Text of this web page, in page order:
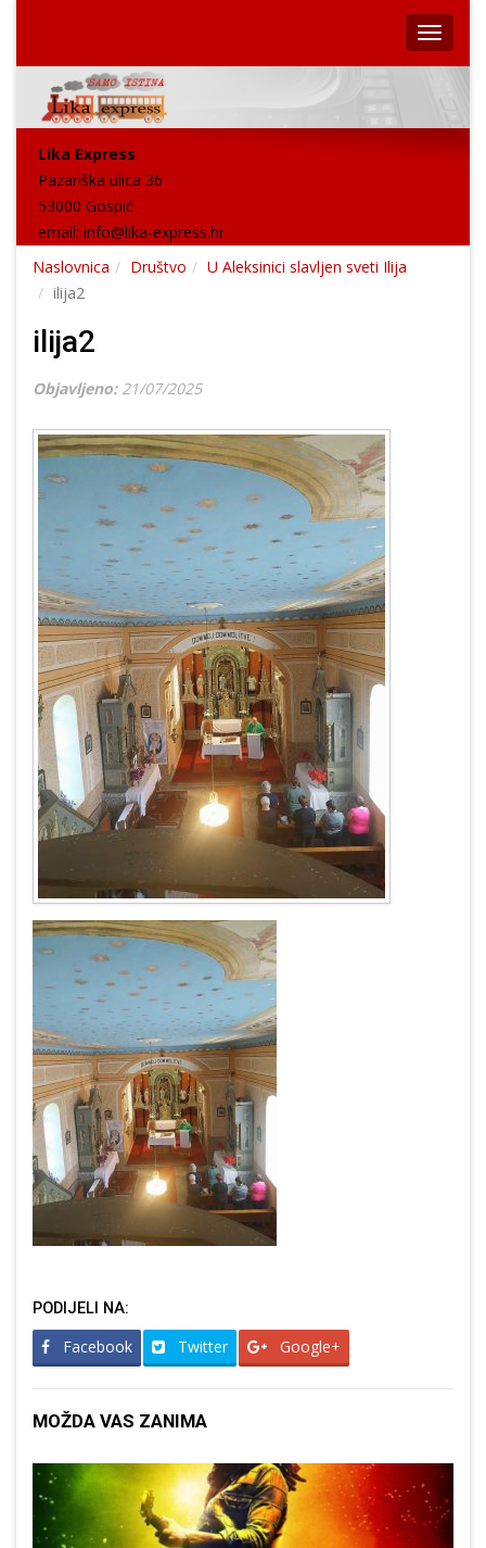
Lika Express
Pazariška ulica 36
53000 Gospić
email: info@lika-express.hr
Naslovnica
Društvo
U Aleksinici slavljen sveti Ilija
ilija2
ilija2
Objavljeno: 21/07/2025
PODIJELI NA:
Facebook Twitter Google+
MOŽDA VAS ZANIMA